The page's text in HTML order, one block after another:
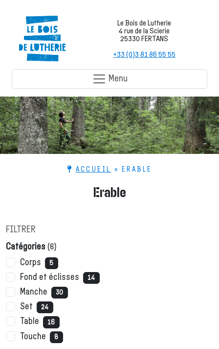
Le Bois de Lutherie
4 rue de la Scierie
25330 FERTANS
+33 (0)3 81 86 55 55
Menu
ACCUEIL » ERABLE
Erable
FILTRER
Catégories (6)
Corps 5
Fond et éclisses 14
Manche 30
Set 24
Table 16
Touche 8